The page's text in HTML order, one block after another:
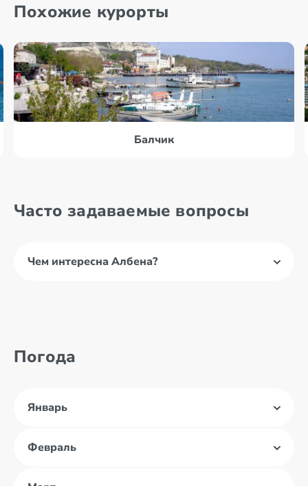
Похожие курорты
Балчик
Часто задаваемые вопросы
Чем интересна Албена?
Погода
Январь
Февраль